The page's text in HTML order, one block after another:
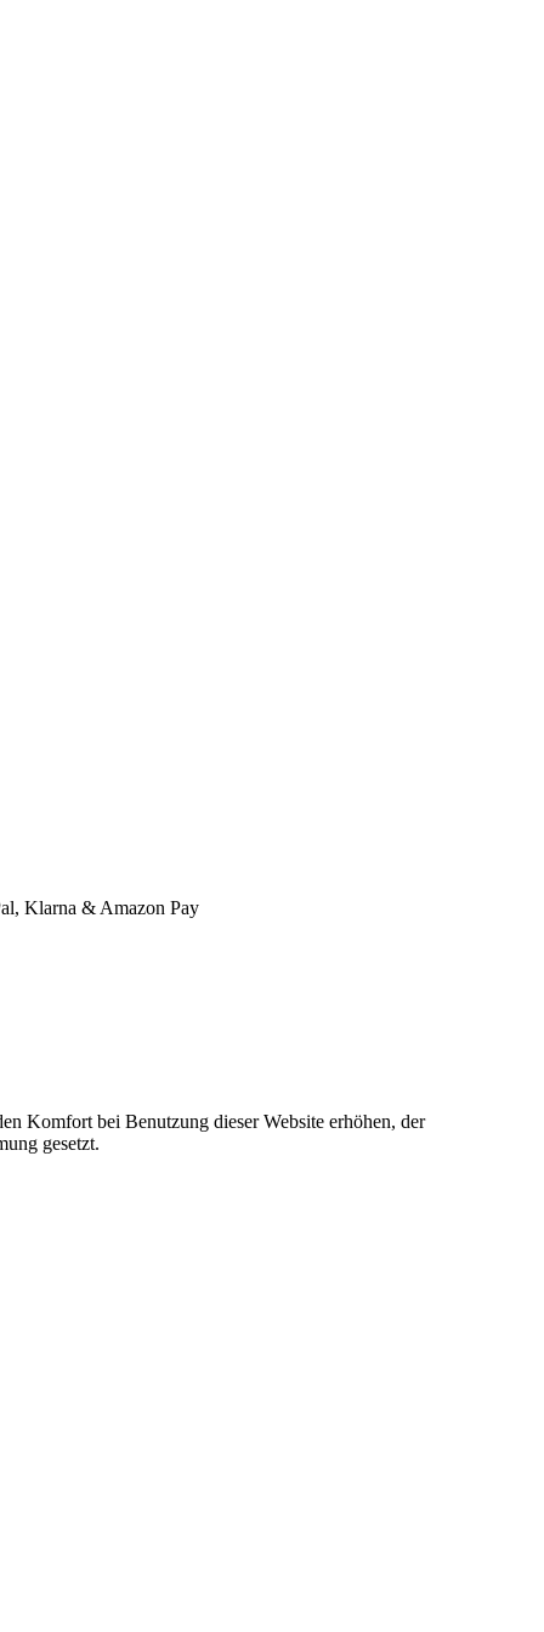
Klarna & Amazon Pay
Komfort bei Benutzung dieser Website erhöhen, der
gesetzt.